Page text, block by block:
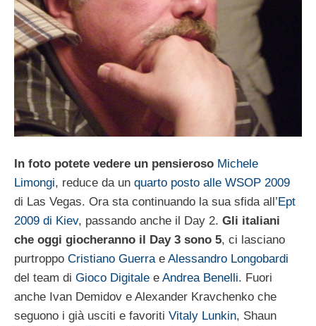
In foto potete vedere un pensieroso Michele
Limongi, reduce da un quarto posto alle WSOP 2009
di Las Vegas. Ora sta continuando la sua sfida all’Ept
2009 di Kiev, passando anche il Day 2. Gli italiani
che oggi giocheranno il Day 3 sono 5, ci lasciano
purtroppo Cristiano Guerrae Alessandro Longobardi
del team di Gioco Digitale e Andrea Benelli. Fuori
anche Ivan Demidov e Alexander Kravchenko che
seguono i già usciti e favoriti Vitaly Lunkin, Shaun